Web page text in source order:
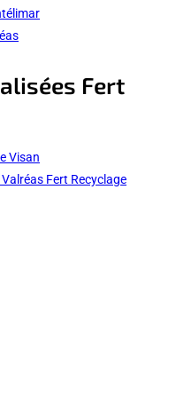
Fert
Visan
Fert Recyclage